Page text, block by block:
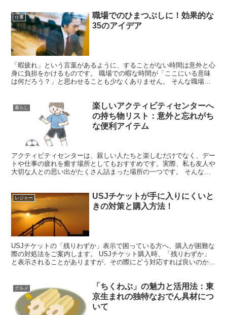
仕事
職場でのひまつぶしに！効果的な
35のアイデア
「暇疲れ」という言葉があるように、することがない時間は意外と心
身に負担をかけるものです。 職場での暇な時間が「ここにいる意味
は何だろう？」と思わせることも少なくありません。 そんな職場で
暮らし
楽しいアクティビティセンターへ
の持ち物リスト：意外と忘れがち
な便利アイテム
アクティビティセンターは、親しい人たちと楽しむだけでなく、デー
トや仕事の疲れを癒す場所としてもおすすめです。実際、私も友人や
大切な人との思い出がたくさん詰まった場所の一つです。 そんな中
レジャー
USJチケットが手に入りにくいと
きの対策と購入方法！
USJチケットの「残りわずか」表示で困っている方へ、購入が困難な
際の対処法をご案内します。 USJチケット購入時、「残りわずか」
と表示されることがありますが、その際にどう対応すれば良いのかを
グルメ
「ちくわぶ」の魅力と活用法：東
京生まれの独特なおでん具材につ
いて